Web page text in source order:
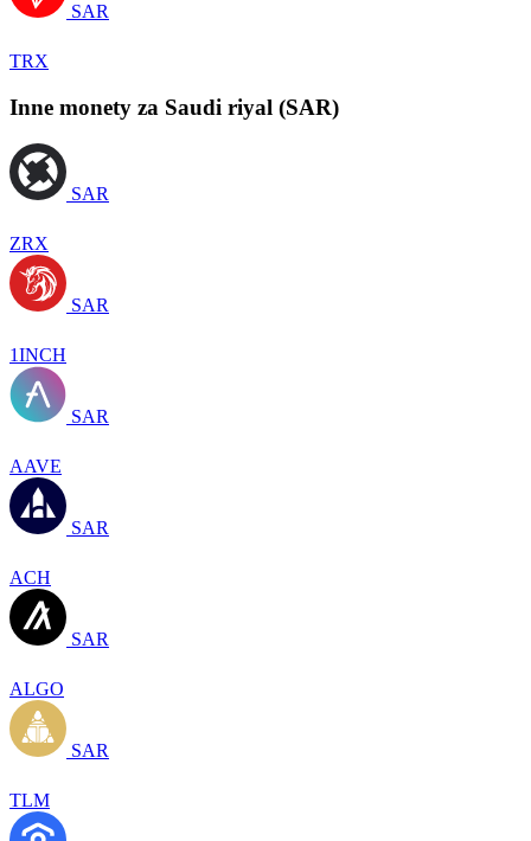
SAR
TRX
Inne monety za Saudi riyal (SAR)
SAR
ZRX
SAR
1INCH
SAR
AAVE
SAR
ACH
SAR
ALGO
SAR
TLM